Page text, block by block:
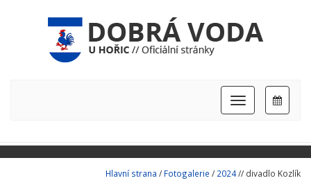
Hlavní
nabídka
Hlavní strana / Fotogalerie / 2024// divadlo Kozlík